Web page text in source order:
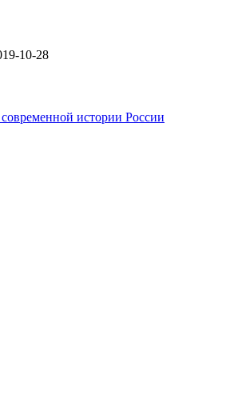
10-28
истории России